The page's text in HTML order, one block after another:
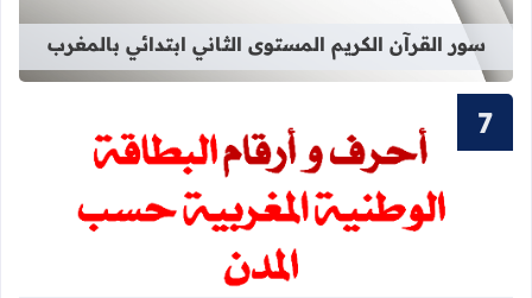
سور القرآن الكريم المستوى الثاني ابتدائي بالمغرب
قراءة المزيد عن أحرف و أرقام